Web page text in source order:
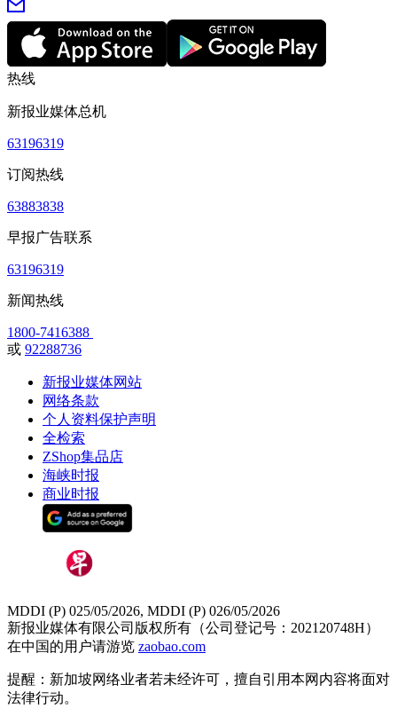
热线
新报业媒体总机
63196319
订阅热线
63883838
早报广告联系
63196319
新闻热线
1800-7416388
或 92288736
新报业媒体网站
网络条款
个人资料保护声明
全检索
ZShop集品店
海峡时报
商业时报
MDDI (P) 025/05/2026, MDDI (P) 026/05/2026
新报业媒体有限公司版权所有（公司登记号：202120748H）
在中国的用户请游览 zaobao.com
提醒：新加坡网络业者若未经许可，擅自引用本网内容将面对
法律行动。